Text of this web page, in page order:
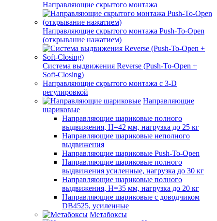
Направляющие скрытого монтажа
Направляющие скрытого монтажа Push-To-Open
(открывание нажатием)
Система выдвижения Reverse (Push-To-Open +
Soft-Closing)
Направляющие скрытого монтажа с 3-D
регулировкой
Направляющие
шариковые
Направляющие шариковые полного
выдвижения, H=42 мм, нагрузка до 25 кг
Направляющие шариковые неполного
выдвижения
Направляющие шариковые Push-To-Open
Направляющие шариковые полного
выдвижения усиленные, нагрузка до 30 кг
Направляющие шариковые полного
выдвижения, H=35 мм, нагрузка до 20 кг
Направляющие шариковые с доводчиком
DB4525, усиленные
Метабоксы